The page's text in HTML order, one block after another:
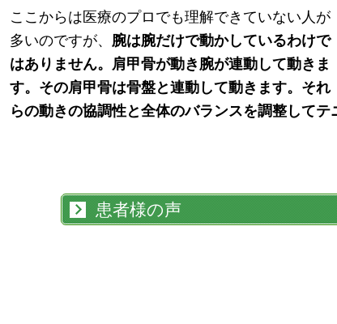
ここからは医療のプロでも理解できていない人が
多いのですが、 腕は腕だけで動かしているわけで
はありません。肩甲骨が動き腕が連動して動きま
す。その肩甲骨は骨盤と連動して動きます。それ
らの動きの協調性と全体のバランスを調整して
患者様の声